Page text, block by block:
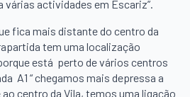
actividades em Escariz”.
fica mais distante do centro da
tem uma localização
está perto de vários centros
A1 “ chegamos mais depressa a
ao centro da Vila, temos uma ligação